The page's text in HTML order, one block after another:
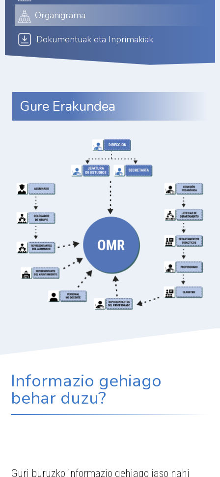
Organigrama
Dokumentuak eta Inprimakiak
Gure Erakundea
Informazio gehiago
behar duzu?
Guri buruzko informazio gehiago jaso nahi